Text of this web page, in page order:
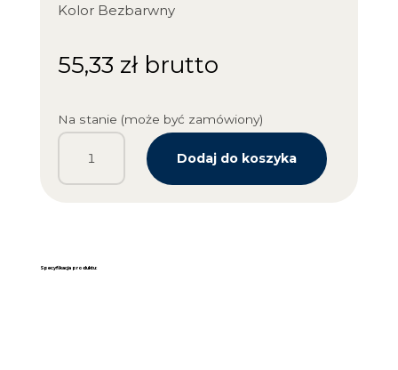
Kolor Bezbarwny
55,33 zł brutto
Na stanie (może być zamówiony)
ilość
Dodaj do koszyka
Specyfikacja produktu: